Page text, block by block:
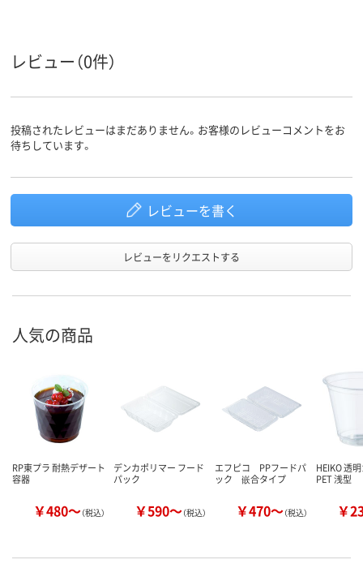
レビュー（0件）
投稿されたレビューはまだありません。お客様のレビューコメントをお
待ちしています。
レビューを書く
レビューをリクエストする
人気の商品
RP東プラ 耐熱デザート
容器
￥480～（税込）
デンカポリマー フード
パック
￥590～（税込）
エフピコ PPフードパ
ック 嵌合タイプ
￥470～（税込）
HEIKO 透
PET 浅型
￥